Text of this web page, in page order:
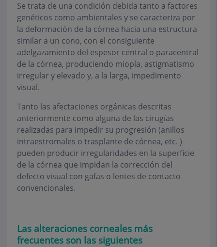
Se trata de una condición debida tanto a factores
genéticos como ambientales y se caracteriza por
la deformación de la córnea hacia una estructura
similar a un cono, con el consiguiente
adelgazamiento del espesor central o paracentral
de la córnea, produciendo miopía, astigmatismo
irregular y elevado y, a la larga, impedimento
visual.
Tanto las afectaciones orgánicas descritas
anteriormente como alguna de las cirugías
realizadas para impedir su progresión (anillos
intraestromales o trasplante de córnea, etc. )
pueden producir irregularidades en la superficie
de la córnea que impidan la corrección del
defecto visual con gafas o lentes de contacto
convencionales.
Las alteraciones corneales más
frecuentes son las siguientes